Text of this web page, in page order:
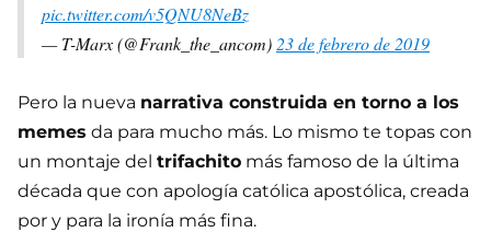
pic.twitter.com/v5QNU8NeBz
— T-Marx (@Frank_the_ancom) 23 de febrero de 2019
Pero la nueva narrativa construida en torno a los
memes da para mucho más. Lo mismo te topas con
un montaje del trifachito más famoso de la última
década que con apología católica apostólica, creada
por y para la ironía más fina.